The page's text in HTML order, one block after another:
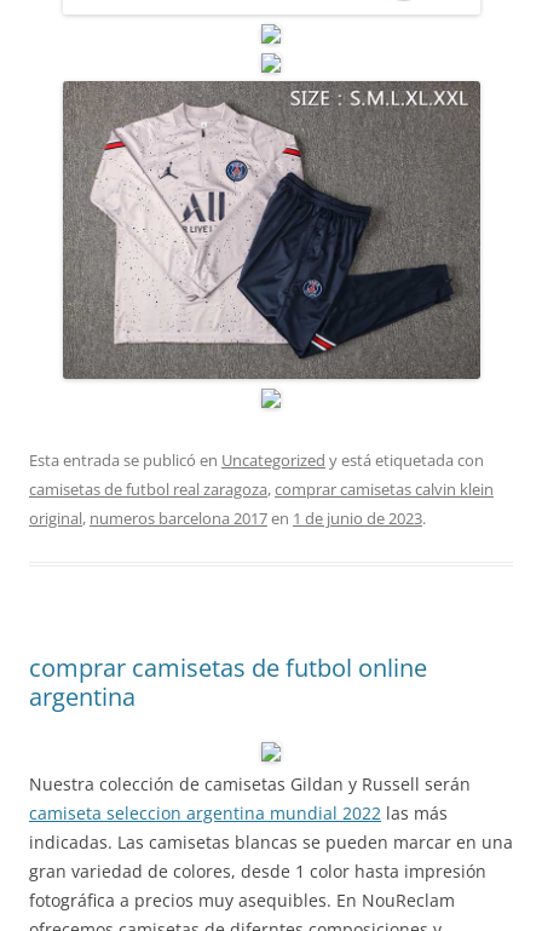
Esta entrada se publicó en Uncategorized y está etiquetada con
camisetas de futbol real zaragoza,comprar camisetas calvin klein
original, numeros barcelona 2017en 1 de junio de 2023.
comprar camisetas de futbol online
argentina
Nuestra colección de camisetas Gildan y Russell serán
camiseta seleccion argentina mundial 2022 las más
indicadas. Las camisetas blancas se pueden marcar en una
gran variedad de colores, desde 1 color hasta impresión
fotográfica a precios muy asequibles. En NouReclam